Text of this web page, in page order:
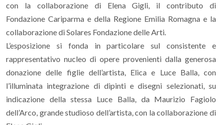
con la collaborazione di Elena Gigli, il contributo di
Fondazione Cariparma e della Regione Emilia Romagna e la
collaborazione di Solares Fondazione delle Arti.
L’esposizione si fonda in particolare sul consistente e
rappresentativo nucleo di opere provenienti dalla generosa
donazione delle figlie dell’artista, Elica e Luce Balla, con
l’illuminata integrazione di dipinti e disegni selezionati, su
indicazione della stessa Luce Balla, da Maurizio Fagiolo
dell’Arco, grande studioso dell’artista, con la collaborazione di